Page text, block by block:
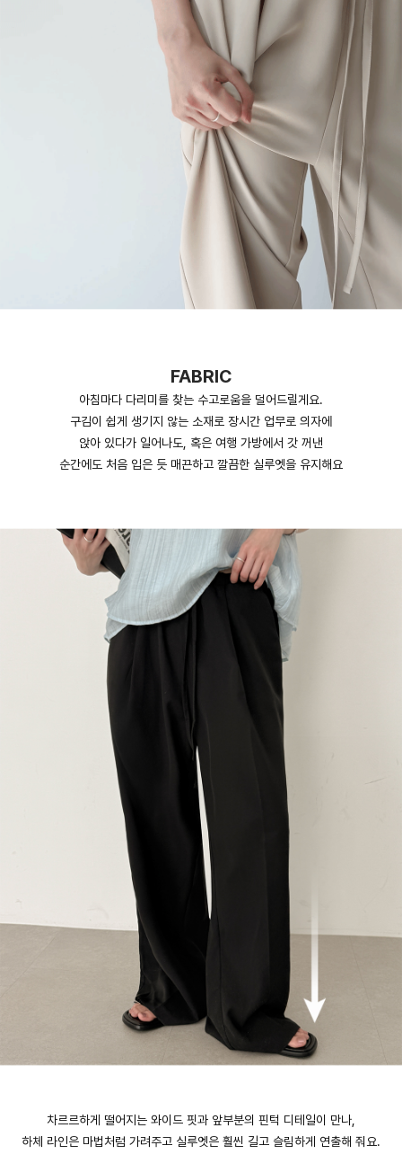
FABRIC
아침마다 다리미를 찾는 수고로움을 덜어드릴게요.
구김이 쉽게 생기지 않는 소재로 장시간 업무로 의자에
앉아 있다가 일어나도, 혹은 여행 가방에서 갓 꺼낸
순간에도 처음 입은 듯 매끈하고 깔끔한 실루엣을 유지해요
차르르하게 떨어지는 와이드 핏과 앞부분의 핀턱 디테일이 만나,
하체 라인은 마법처럼 가려주고 실루엣은 훨씬 길고 슬림하게 연출해 줘요.